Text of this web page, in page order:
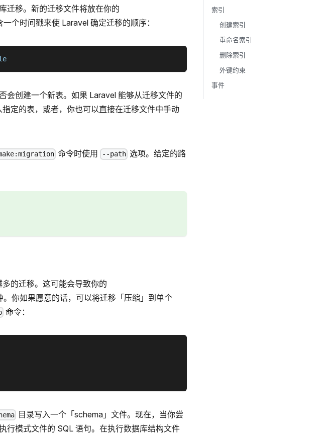
迁移。新的迁移文件将放在你的
个时间戳来使 Laravel 确定迁移的顺序：
会创建一个新表。如果 Laravel 能够从迁移文件的
定的表，或者，你也可以直接在迁移文件中手动
命令时使用 --path选项。给定的路
的迁移。这可能会导致你的
你如果愿意的话，可以将迁移「压缩」到单个
命令：
目录写入一个「schema」文件。现在，当你尝
行模式文件的 SQL 语句。在执行数据库结构文件
索引
创建索引
重命名索引
删除索引
外键约束
事件